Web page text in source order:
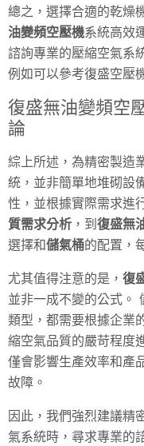
總之，選擇合適的乾燥
油變頻空壓機系統高效
諮詢專業的壓縮空氣系
例如可以參考復盛空壓
復盛無油變頻空
論
綜上所述，為精密製造
統，並非簡單地堆砌設
性，並根據實際需求進
質需求分析 ，到 復盛無
選擇和儲氣桶的配置，
尤其值得注意的是， 復
並非一成不變的公式。
類型，都需要根據企業
縮空氣品質的嚴苛程度
僅會影響生產效率和產
故障。
因此，我們強烈建議精
氣系統時，尋求專業的